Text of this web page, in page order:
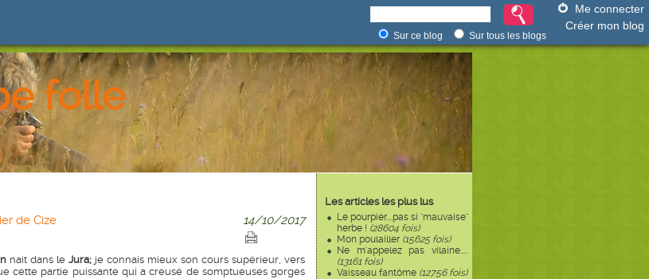
Me connecter
Créer mon blog
Sur ce blog Sur tous les blogs
folle
Les articles les plus lus
Le pourpier....pas si "mauvaise"
herbe ! (28604 fois)
Mon poulailler (15625 fois)
Ne m'appelez pas vilaine.....
(13161 fois)
Vaisseau fantôme (12756 fois)
de Cize 14/10/2017
nait dans leJura; je connais mieux son cours supérieur, vers
cette partie puissante qui a creusé de somptueuses gorges